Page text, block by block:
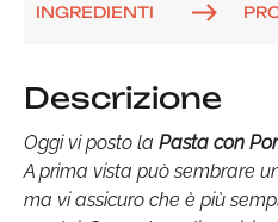
INGREDIENTI
Descrizione
Oggi vi posto la Pasta con
A prima vista può sembrare
ma vi assicuro che è più